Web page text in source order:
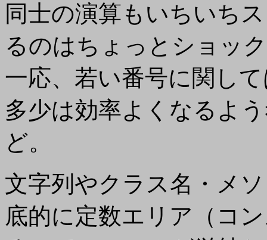
同士の演算もいちいち
るのはちょっとショッ
一応、若い番号に関し
多少は効率よくなるよ
ど。
文字列やクラス名・メ
底的に定数エリア（コ